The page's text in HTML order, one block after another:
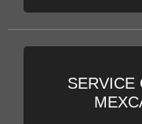
SERVICE